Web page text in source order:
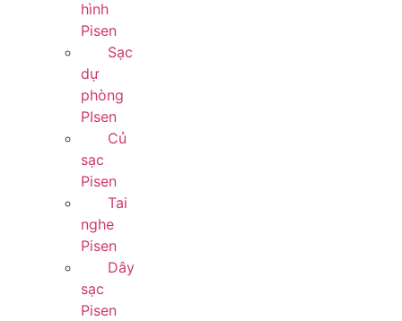
hình
Pisen
Sạc
dự
phòng
PIsen
Củ
sạc
Pisen
Tai
nghe
Pisen
Dây
sạc
Pisen